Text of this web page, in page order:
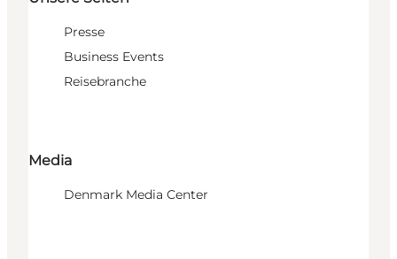
Presse
Business Events
Reisebranche
Media
Denmark Media Center